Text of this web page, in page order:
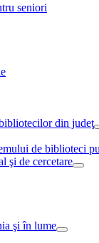
seniori
din judeţ
de biblioteci
şi de cercetare
şi în lume